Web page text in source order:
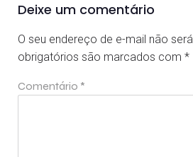
Deixe um comentário
O seu endereço de e-mail não
obrigatórios são marcados com *
Comentário *